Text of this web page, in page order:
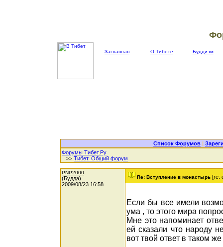
Заглавная О Тибете Буддизм
Список Форумов |
Форумы Тибет.Ру
>> Тибет. Общий форум
PNP2000
(Будда)
2009/08/23 16:58
Re: Вступление в монастырь [re:
Если бы все имели
ума , то этого мира
Мне это напоминает
ей сказали что народу
вот твой ответ в таком